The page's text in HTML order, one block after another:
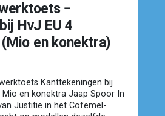
−
HvJ EU 4
en konektra)
Kanttekeningen bij
Mio en konektra Jaap Spoor In
Justitie in het Cofemel-